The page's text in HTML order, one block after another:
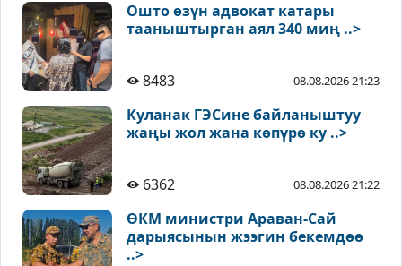
Ошто өзүн адвокат катары
тааныштырган аял 340 миң ..>
8483 08.08.2026 21:23
Куланак ГЭСине байланыштуу
жаңы жол жана көпүрө ку ..>
6362 08.08.2026 21:22
ӨКМ министри Араван-Сай
дарыясынын жээгин бекемдөө
..>